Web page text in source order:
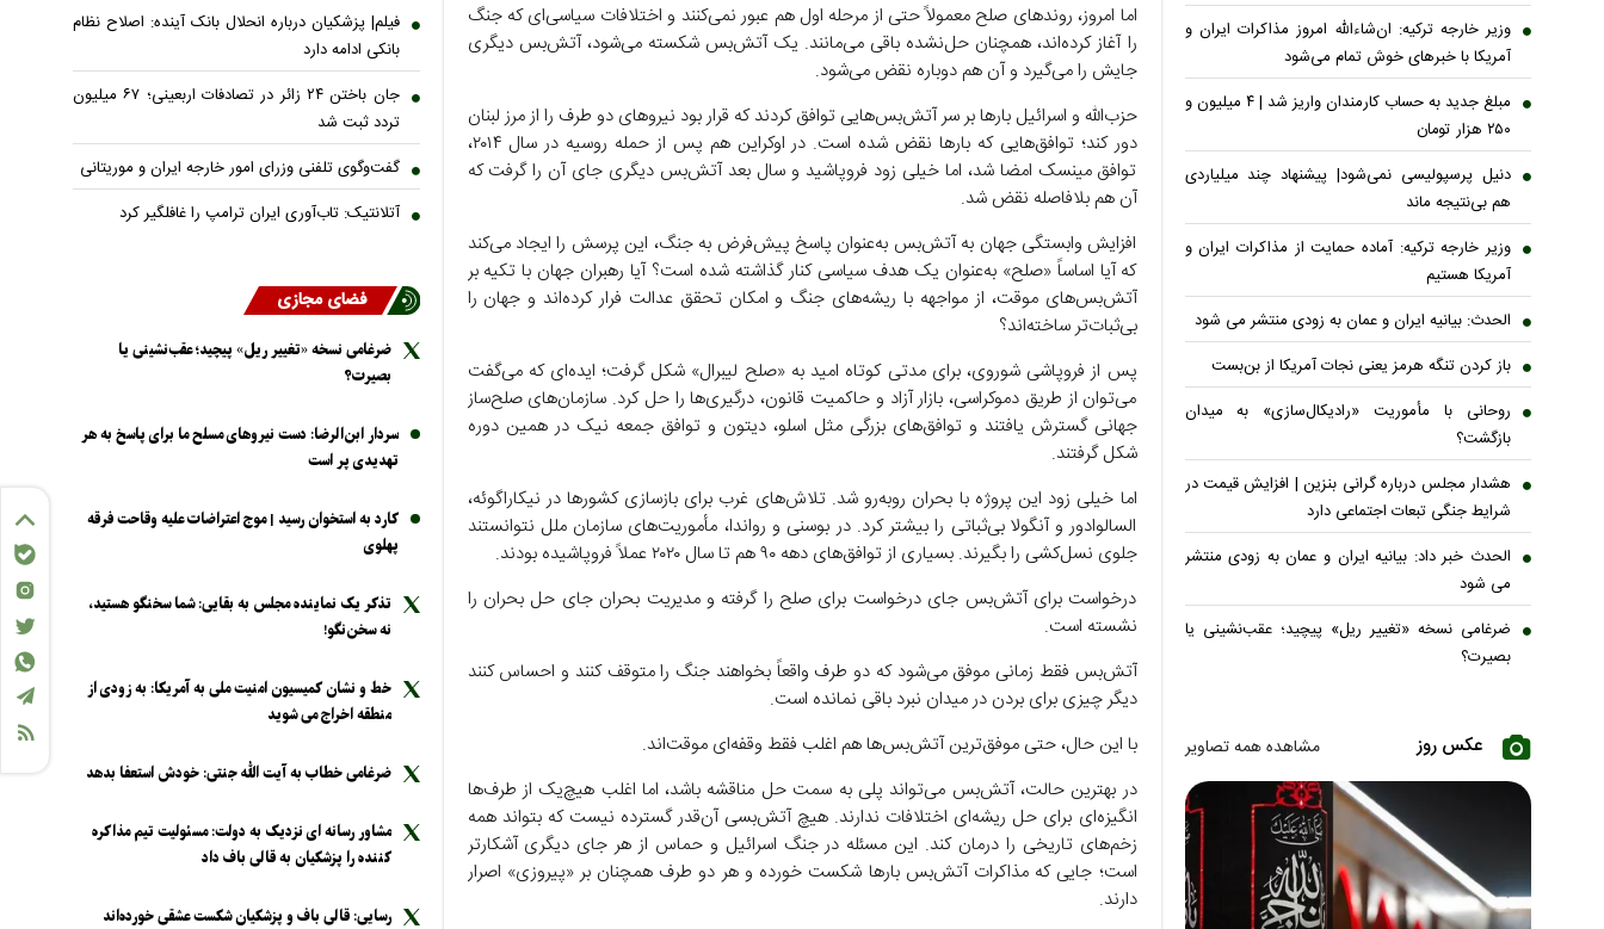
اما امروز، روند‌های صلح معمولاً حتی از مرحله اول هم عبور نمی‌کنند و اختلافات سیاسی‌ای که جنگ
را آغاز کرده‌اند، همچنان حل‌نشده باقی می‌مانند. یک آتش‌بس شکسته می‌شود، آتش‌بس دیگری
جایش را می‌گیرد و آن هم دوباره نقض می‌شود.
حزب‌الله و اسرائیل بار‌ها بر سر آتش‌بس‌هایی توافق کردند که قرار بود نیرو‌های دو طرف را از مرز لبنان
دور کند؛ توافق‌هایی که بار‌ها نقض شده است. در اوکراین هم پس از حمله روسیه در سال ۲۰۱۴،
توافق مینسک امضا شد، اما خیلی زود فروپاشید و سال بعد آتش‌بس دیگری جای آن را گرفت که
آن هم بلافاصله نقض شد.
افزایش وابستگی جهان به آتش‌بس به‌عنوان پاسخ پیش‌فرض به جنگ، این پرسش را ایجاد می‌کند
که آیا اساساً «صلح» به‌عنوان یک هدف سیاسی کنار گذاشته شده است؟ آیا رهبران جهان با تکیه بر
آتش‌بس‌های موقت، از مواجهه با ریشه‌های جنگ و امکان تحقق عدالت فرار کرده‌اند و جهان را
بی‌ثبات‌تر ساخته‌اند؟
پس از فروپاشی شوروی، برای مدتی کوتاه امید به «صلح لیبرال» شکل گرفت؛ ایده‌ای که می‌گفت
می‌توان از طریق دموکراسی، بازار آزاد و حاکمیت قانون، درگیری‌ها را حل کرد. سازمان‌های صلح‌ساز
جهانی گسترش یافتند و توافق‌های بزرگی مثل اسلو، دیتون و توافق جمعه نیک در همین دوره
شکل گرفتند.
اما خیلی زود این پروژه با بحران روبه‌رو شد. تلاش‌های غرب برای بازسازی کشور‌ها در نیکاراگوئه،
السالوادور و آنگولا بی‌ثباتی را بیشتر کرد. در بوسنی و رواندا، مأموریت‌های سازمان ملل نتوانستند
جلوی نسل‌کشی را بگیرند. بسیاری از توافق‌های دهه ۹۰ هم تا سال ۲۰۲۰ عملاً فروپاشیده بودند.
درخواست برای آتش‌بس جای درخواست برای صلح را گرفته و مدیریت بحران جای حل بحران را
نشسته است.
آتش‌بس فقط زمانی موفق می‌شود که دو طرف واقعاً بخواهند جنگ را متوقف کنند و احساس کنند
دیگر چیزی برای بردن در میدان نبرد باقی نمانده است.
با این حال، حتی موفق‌ترین آتش‌بس‌ها هم اغلب فقط وقفه‌ای موقت‌اند.
در بهترین حالت، آتش‌بس می‌تواند پلی به سمت حل مناقشه باشد، اما اغلب هیچ‌یک از طرف‌ها
انگیزه‌ای برای حل ریشه‌ای اختلافات ندارند. هیچ آتش‌بسی آن‌قدر گسترده نیست که بتواند همه
زخم‌های تاریخی را درمان کند. این مسئله در جنگ اسرائیل و حماس از هر جای دیگری آشکارتر
است؛ جایی که مذاکرات آتش‌بس بار‌ها شکست خورده و هر دو طرف همچنان بر «پیروزی» اصرار
دارند.
وزیر خارجه ترکیه: ان‌شاءالله امروز مذاکرات ایران و
آمریکا با خبرهای خوش تمام می‌شود
مبلغ جدید به حساب کارمندان واریز شد | ۴ میلیون و
۲۵۰ هزار تومان
دنیل پرسپولیسی نمی‌شود| پیشنهاد چند میلیاردی
هم بی‌نتیجه ماند
وزیر خارجه ترکیه: آماده حمایت از مذاکرات ایران و
آمریکا هستیم
الحدث: بیانیه ایران و عمان به زودی منتشر می شود
باز کردن تنگه هرمز یعنی نجات آمریکا از بن‌بست
روحانی با مأموریت «رادیکال‌سازی» به میدان
بازگشت؟
هشدار مجلس درباره گرانی بنزین | افزایش قیمت در
شرایط جنگی تبعات اجتماعی دارد
الحدث خبر داد: بیانیه ایران و عمان به زودی منتشر
می شود
ضرغامی نسخه «تغییر ریل» پیچید؛ عقب‌نشینی یا
بصیرت؟
عکس روز مشاهده همه تصاویر
فیلم| پزشکیان درباره انحلال بانک آینده: اصلاح نظام
بانکی ادامه دارد
جان باختن ۲۴ زائر در تصادفات اربعینی؛ ۶۷ میلیون
تردد ثبت شد
گفت‌وگوی تلفنی وزرای امور خارجه ایران و موریتانی
آتلانتیک: تاب‌آوری ایران ترامپ را غافلگیر کرد
فضای مجازی
ضرغامی نسخه «تغییر ریل» پیچید؛ عقب‌نشینی یا
بصیرت؟
سردار ابن‌الرضا: دست نیرو‌های مسلح ما برای پاسخ به هر
تهدیدی پر است
کارد به استخوان رسید | موج اعتراضات علیه وقاحت فرقه
پهلوی
تذکر یک نماینده مجلس به بقایی: شما سخنگو هستید،
نه سخن‌نگو!
خط و نشان کمیسیون امنیت ملی به آمریکا: به زودی از
منطقه اخراج می شوید
ضرغامی خطاب به آیت الله جنتی: خودش استعفا بدهد
مشاور رسانه ای نزدیک به دولت: مسئولیت تیم مذاکره
کننده را پزشکیان به قالی باف داد
رسایی: قالی باف و پزشکیان شکست عشقی خورده‌اند